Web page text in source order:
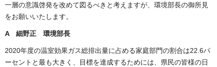
一層の意識啓発を改めて図るべきと考えますが、環境部長の御所見
をお願いいたします。
A 細野正 環境部長
2020年度の温室効果ガス総排出量に占める家庭部門の割合は22.6パ
ーセントと最も大きく、目標を達成するためには、県民の皆様の日